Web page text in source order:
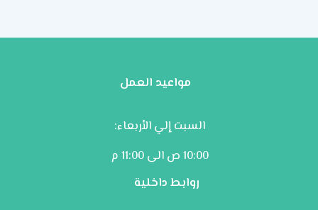
مواعيد العمل
السبت إلي الأربعاء:
10:00 ص الى 11:00 م
روابط داخلية